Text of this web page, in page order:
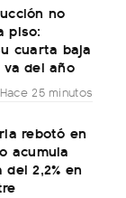
no
piso:
cuarta baja
del año
Hace 25 minutos
rebotó en
acumula
2,2% en